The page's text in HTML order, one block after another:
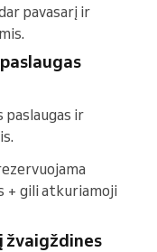
pavasarį ir
paslaugas ir
+ gili atkuriamoji
žvaigždines